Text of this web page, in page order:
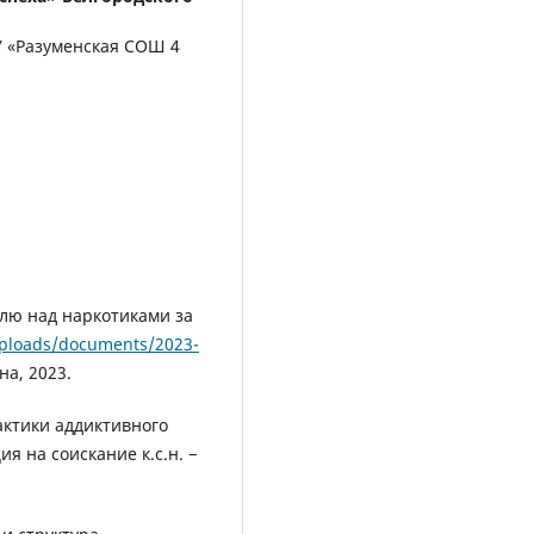
«Разуменская СОШ 4
над наркотиками за
documents/2023-
2023.
аддиктивного
на соискание к.с.н. −